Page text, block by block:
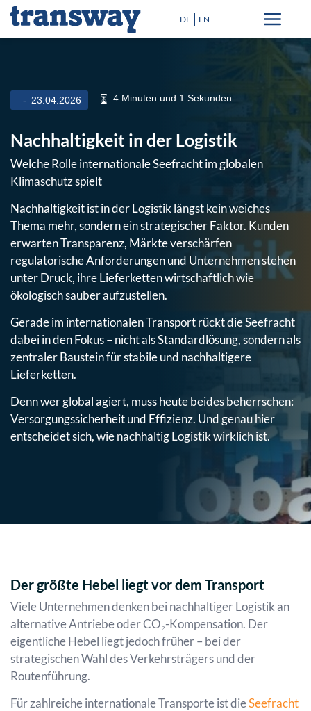
DE EN
23.04.2026 4 Minuten und 1 Sekunden
Nachhaltigkeit in der Logistik
Welche Rolle internationale Seefracht im globalen
Klimaschutz spielt
Nachhaltigkeit ist in der Logistik längst kein weiches
Thema mehr, sondern ein strategischer Faktor. Kunden
erwarten Transparenz, Märkte verschärfen
regulatorische Anforderungen und Unternehmen stehen
unter Druck, ihre Lieferketten wirtschaftlich wie
ökologisch sauber aufzustellen.
Gerade im internationalen Transport rückt die Seefracht
dabei in den Fokus – nicht als Standardlösung, sondern als
zentraler Baustein für stabile und nachhaltigere
Lieferketten.
Denn wer global agiert, muss heute beides beherrschen:
Versorgungssicherheit und Effizienz. Und genau hier
entscheidet sich, wie nachhaltig Logistik wirklich ist.
Der größte Hebel liegt vor dem Transport
Viele Unternehmen denken bei nachhaltiger Logistik an
alternative Antriebe oder CO₂-Kompensation. Der
eigentliche Hebel liegt jedoch früher – bei der
strategischen Wahl des Verkehrsträgers und der
Routenführung.
Für zahlreiche internationale Transporte ist dieSeefracht
Blog
+
Über uns
Lexikon
Angebot anfordern
Schließen